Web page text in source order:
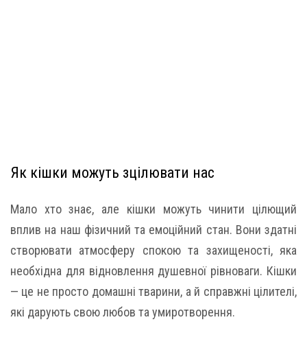
Як кішки можуть зцілювати нас
Мало хто знає, але кішки можуть чинити цілющий
вплив на наш фізичний та емоційний стан. Вони здатні
створювати атмосферу спокою та захищеності, яка
необхідна для відновлення душевної рівноваги. Кішки
— це не просто домашні тварини, а й справжні цілителі,
які дарують свою любов та умиротворення.